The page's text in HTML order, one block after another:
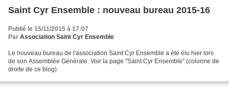
Saint Cyr Ensemble : nouveau bureau 2015-16
Publié le 15/11/2015 à 17:07
Par Association Saint Cyr Ensemble
Le nouveau bureau de l'association Saint Cyr Ensemble a été élu hier lors
de son Assemblée Générale. Voir la page "Saint Cyr Ensemble" (colonne de
droite de ce blog).